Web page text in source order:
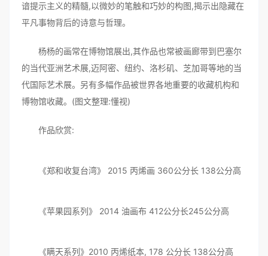
谙提示主义的精髓,以微妙的笔触和巧妙的构图,揭示出隐藏在
平凡事物背后的诗意与哲理。
杨杨的画常在博物馆展出,其作品也常被画廊带到巴塞尔
的当代亚洲艺术展,迈阿密、纽约、洛杉矶、芝加哥等地的当
代国际艺术展。另有多幅作品被世界各地重要的收藏机构和
博物馆收藏。(图文整理:懂视)
作品欣赏:
《郑和收复台湾》 2015 丙烯画 360公分长 138公分高
《苹果园系列》 2014 油画布 412公分长245公分高
《瞒天系列》2010 丙烯纸本, 178 公分长 138公分高